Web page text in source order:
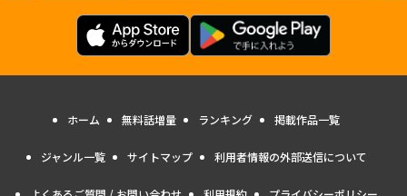
ホーム 無料話増量 ランキング 掲載作品一覧
ジャンル一覧 サイトマップ 利用者情報の外部送信について